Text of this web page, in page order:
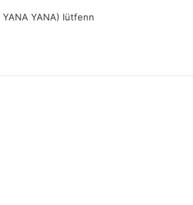
YANA YANA) lütfenn